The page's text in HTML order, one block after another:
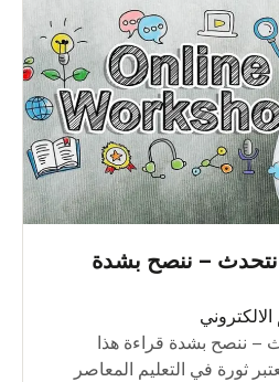
نتحدث – ننصح بشدة
الالكتروني
– ننصح بشدة قراءة هذا
ثورة في التعليم المعاصر